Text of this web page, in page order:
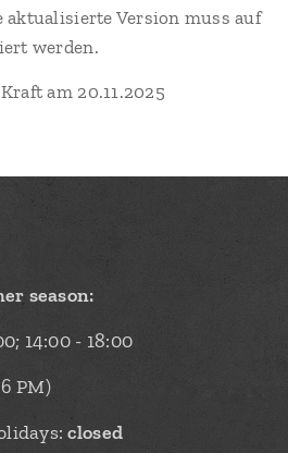
aktualisierte Version muss auf
werden.
am 20.11.2025
season:
14:00 - 18:00
PM)
closed